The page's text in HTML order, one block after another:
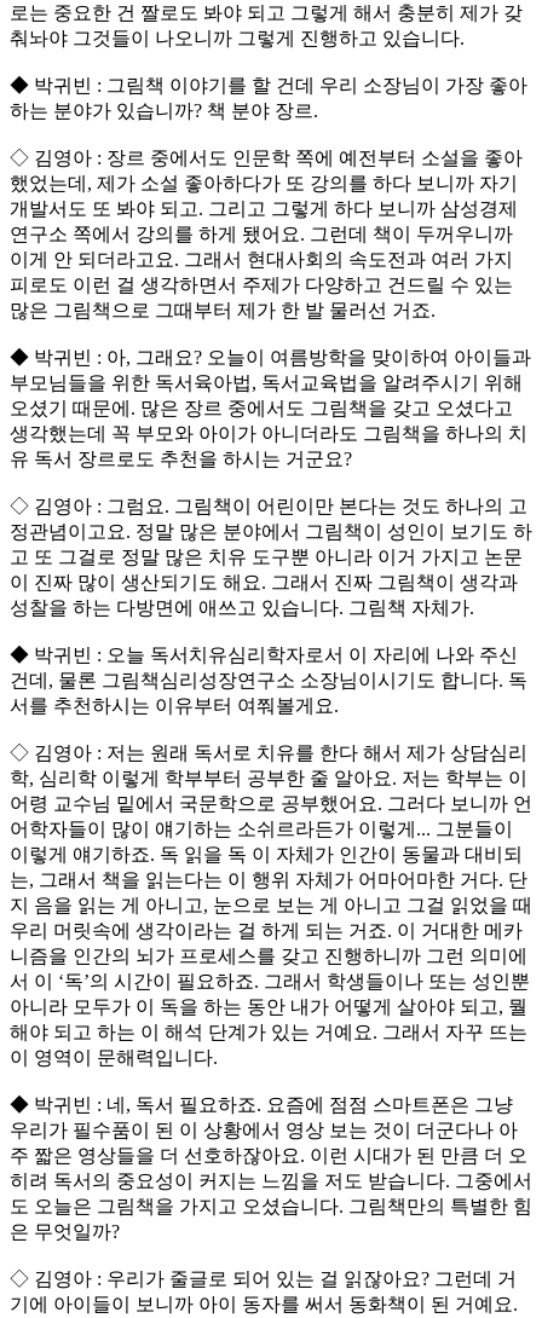
로는 중요한 건 짤로도 봐야 되고 그렇게 해서 충분히 제가 갖
춰놔야 그것들이 나오니까 그렇게 진행하고 있습니다.
◆ 박귀빈 : 그림책 이야기를 할 건데 우리 소장님이 가장 좋아
하는 분야가 있습니까? 책 분야 장르.
◇ 김영아 : 장르 중에서도 인문학 쪽에 예전부터 소설을 좋아
했었는데, 제가 소설 좋아하다가 또 강의를 하다 보니까 자기
개발서도 또 봐야 되고. 그리고 그렇게 하다 보니까 삼성경제
연구소 쪽에서 강의를 하게 됐어요. 그런데 책이 두꺼우니까
이게 안 되더라고요. 그래서 현대사회의 속도전과 여러 가지
피로도 이런 걸 생각하면서 주제가 다양하고 건드릴 수 있는
많은 그림책으로 그때부터 제가 한 발 물러선 거죠.
◆ 박귀빈 : 아, 그래요? 오늘이 여름방학을 맞이하여 아이들과
부모님들을 위한 독서육아법, 독서교육법을 알려주시기 위해
오셨기 때문에. 많은 장르 중에서도 그림책을 갖고 오셨다고
생각했는데 꼭 부모와 아이가 아니더라도 그림책을 하나의 치
유 독서 장르로도 추천을 하시는 거군요?
◇ 김영아 : 그럼요. 그림책이 어린이만 본다는 것도 하나의 고
정관념이고요. 정말 많은 분야에서 그림책이 성인이 보기도 하
고 또 그걸로 정말 많은 치유 도구뿐 아니라 이거 가지고 논문
이 진짜 많이 생산되기도 해요. 그래서 진짜 그림책이 생각과
성찰을 하는 다방면에 애쓰고 있습니다. 그림책 자체가.
◆ 박귀빈 : 오늘 독서치유심리학자로서 이 자리에 나와 주신
건데, 물론 그림책심리성장연구소 소장님이시기도 합니다. 독
서를 추천하시는 이유부터 여쭤볼게요.
◇ 김영아 : 저는 원래 독서로 치유를 한다 해서 제가 상담심리
학, 심리학 이렇게 학부부터 공부한 줄 알아요. 저는 학부는 이
어령 교수님 밑에서 국문학으로 공부했어요. 그러다 보니까 언
어학자들이 많이 얘기하는 소쉬르라든가 이렇게... 그분들이
이렇게 얘기하죠. 독 읽을 독 이 자체가 인간이 동물과 대비되
는, 그래서 책을 읽는다는 이 행위 자체가 어마어마한 거다. 단
지 음을 읽는 게 아니고, 눈으로 보는 게 아니고 그걸 읽었을 때
우리 머릿속에 생각이라는 걸 하게 되는 거죠. 이 거대한 메카
니즘을 인간의 뇌가 프로세스를 갖고 진행하니까 그런 의미에
서 이 ‘독’의 시간이 필요하죠. 그래서 학생들이나 또는 성인뿐
아니라 모두가 이 독을 하는 동안 내가 어떻게 살아야 되고, 뭘
해야 되고 하는 이 해석 단계가 있는 거예요. 그래서 자꾸 뜨는
이 영역이 문해력입니다.
◆ 박귀빈 : 네, 독서 필요하죠. 요즘에 점점 스마트폰은 그냥
우리가 필수품이 된 이 상황에서 영상 보는 것이 더군다나 아
주 짧은 영상들을 더 선호하잖아요. 이런 시대가 된 만큼 더 오
히려 독서의 중요성이 커지는 느낌을 저도 받습니다. 그중에서
도 오늘은 그림책을 가지고 오셨습니다. 그림책만의 특별한 힘
은 무엇일까?
◇ 김영아 : 우리가 줄글로 되어 있는 걸 읽잖아요? 그런데 거
기에 아이들이 보니까 아이 동자를 써서 동화책이 된 거예요.